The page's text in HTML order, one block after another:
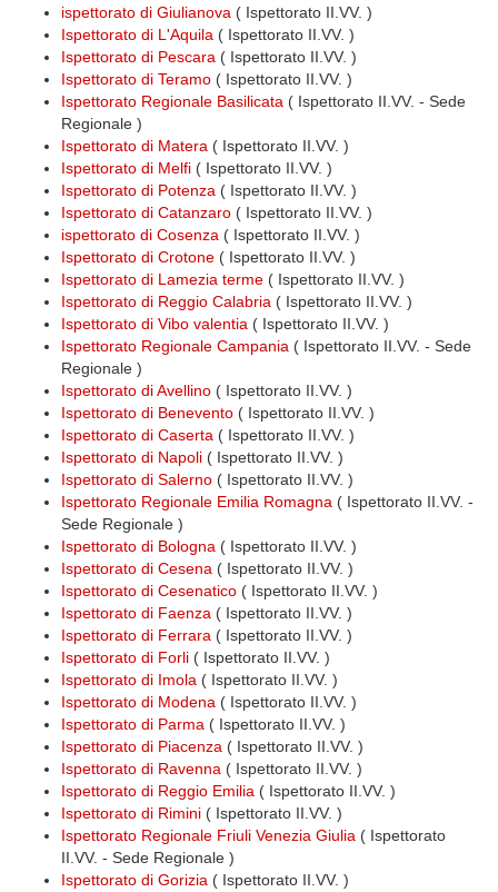
ispettorato di Giulianova ( Ispettorato II.VV. )
Ispettorato di L'Aquila ( Ispettorato II.VV. )
Ispettorato di Pescara ( Ispettorato II.VV. )
Ispettorato di Teramo ( Ispettorato II.VV. )
Ispettorato Regionale Basilicata ( Ispettorato II.VV. - Sede
Regionale )
Ispettorato di Matera ( Ispettorato II.VV. )
Ispettorato di Melfi ( Ispettorato II.VV. )
Ispettorato di Potenza ( Ispettorato II.VV. )
Ispettorato di Catanzaro ( Ispettorato II.VV. )
ispettorato di Cosenza ( Ispettorato II.VV. )
Ispettorato di Crotone ( Ispettorato II.VV. )
Ispettorato di Lamezia terme ( Ispettorato II.VV. )
Ispettorato di Reggio Calabria ( Ispettorato II.VV. )
Ispettorato di Vibo valentia ( Ispettorato II.VV. )
Ispettorato Regionale Campania ( Ispettorato II.VV. - Sede
Regionale )
Ispettorato di Avellino ( Ispettorato II.VV. )
Ispettorato di Benevento ( Ispettorato II.VV. )
Ispettorato di Caserta ( Ispettorato II.VV. )
Ispettorato di Napoli ( Ispettorato II.VV. )
Ispettorato di Salerno ( Ispettorato II.VV. )
Ispettorato Regionale Emilia Romagna ( Ispettorato II.VV. -
Sede Regionale )
Ispettorato di Bologna ( Ispettorato II.VV. )
Ispettorato di Cesena ( Ispettorato II.VV. )
Ispettorato di Cesenatico ( Ispettorato II.VV. )
Ispettorato di Faenza ( Ispettorato II.VV. )
Ispettorato di Ferrara ( Ispettorato II.VV. )
Ispettorato di Forli ( Ispettorato II.VV. )
Ispettorato di Imola ( Ispettorato II.VV. )
Ispettorato di Modena ( Ispettorato II.VV. )
Ispettorato di Parma ( Ispettorato II.VV. )
Ispettorato di Piacenza ( Ispettorato II.VV. )
Ispettorato di Ravenna ( Ispettorato II.VV. )
Ispettorato di Reggio Emilia ( Ispettorato II.VV. )
Ispettorato di Rimini ( Ispettorato II.VV. )
Ispettorato Regionale Friuli Venezia Giulia ( Ispettorato
II.VV. - Sede Regionale )
Ispettorato di Gorizia ( Ispettorato II.VV. )